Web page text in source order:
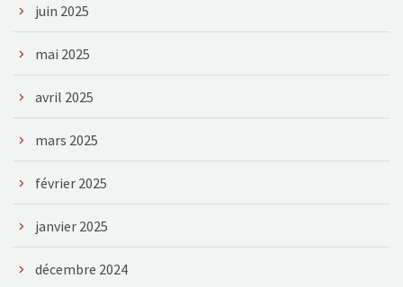
juin 2025
mai 2025
avril 2025
mars 2025
février 2025
janvier 2025
décembre 2024